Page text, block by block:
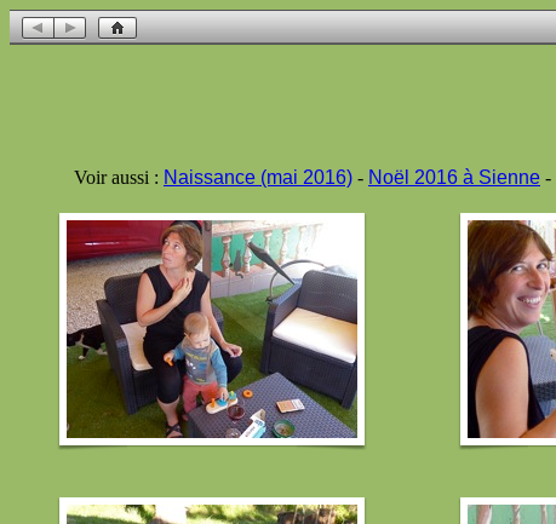
Voir aussi : Naissance (mai 2016) - Noël 2016 à Sienne -